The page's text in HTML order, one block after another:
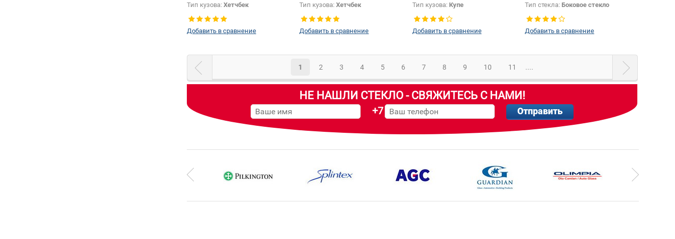
Тип кузова: Хетчбек
левое
Добавить в сравнение
Тип кузова:Хетчбек
правое
Добавить в сравнение
Тип кузова: Купе
Добавить в сравнение
Тип стекла: Боковое стекло
Добавить в сравнение
1 2 3 4 5 6 7 8 9 10 11 ....
НЕ НАШЛИ СТЕКЛО - СВЯЖИТЕСЬ С НАМИ!
+7 Отправить